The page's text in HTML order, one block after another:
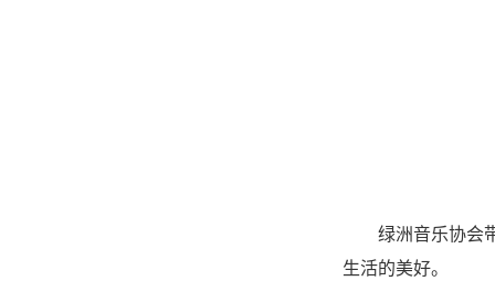
绿洲音乐协会
生活的美好。